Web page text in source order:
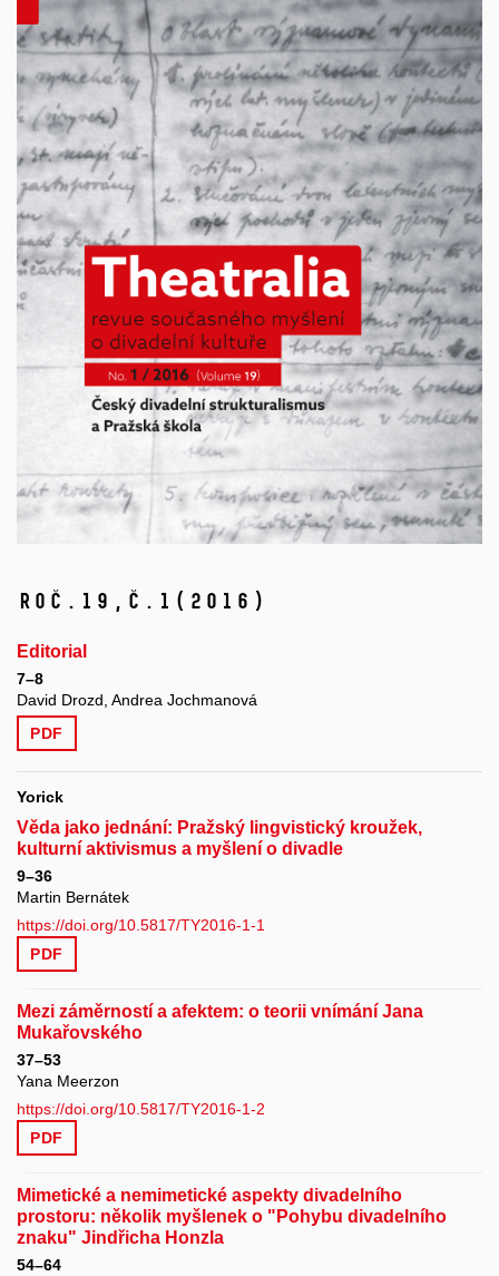
Roč.19, č.1 (2016)
Editorial
7–8
David Drozd, Andrea Jochmanová
PDF
Yorick
Věda jako jednání: Pražský lingvistický kroužek,
kulturní aktivismus a myšlení o divadle
9–36
Martin Bernátek
https://doi.org/10.5817/TY2016-1-1
PDF
Mezi záměrností a afektem: o teorii vnímání Jana
Mukařovského
37–53
Yana Meerzon
https://doi.org/10.5817/TY2016-1-2
PDF
Mimetické a nemimetické aspekty divadelního
prostoru: několik myšlenek o "Pohybu divadelního
znaku" Jindřicha Honzla
54–64